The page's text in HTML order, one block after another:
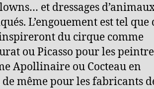
et dressages
L’engouement est tel que
du cirque comme
ou Picasso pour les
Apollinaire ou Cocteau en
même pour les fabricants